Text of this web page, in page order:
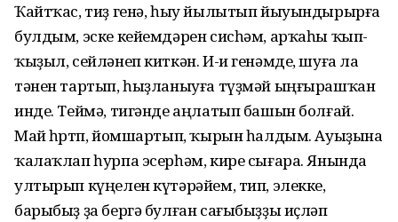
Ҡайтҡас, тиҙ генә, һыу йылытып йыуындырырға
булдым, эске кейемдәрен сисһәм, арҡаһы ҡып-
ҡыҙыл, сейләнеп киткән. И-и генәмде, шуға ла
тәнен тартып, һыҙланыуға түҙмәй ыңғырашҡан
инде. Теймә, тигәнде аңлатып башын болғай.
Май һөртөп, йомшартып, ҡырын һалдым. Ауыҙына
ҡалаҡлап һурпа эсерһәм, кире сығара. Янында
ултырып күңелен күтәрәйем, тип, элекке,
барыбыҙ ҙа бергә булған сағыбыҙҙы иҫләп